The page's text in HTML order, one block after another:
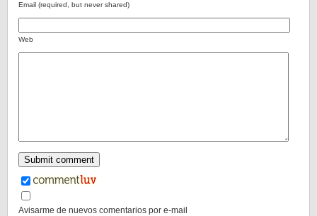
Email (required, but never shared)
Web
Avisarme de nuevos comentarios por e-mail